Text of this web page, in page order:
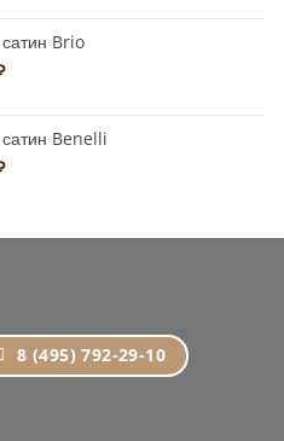
–
19,199 ₽
Brio
Диапазон
–
19,199 ₽
Benelli
Диапазон
–
8 (495) 792-29-10